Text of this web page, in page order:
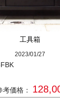
工具箱
2023/01/27
考価格：